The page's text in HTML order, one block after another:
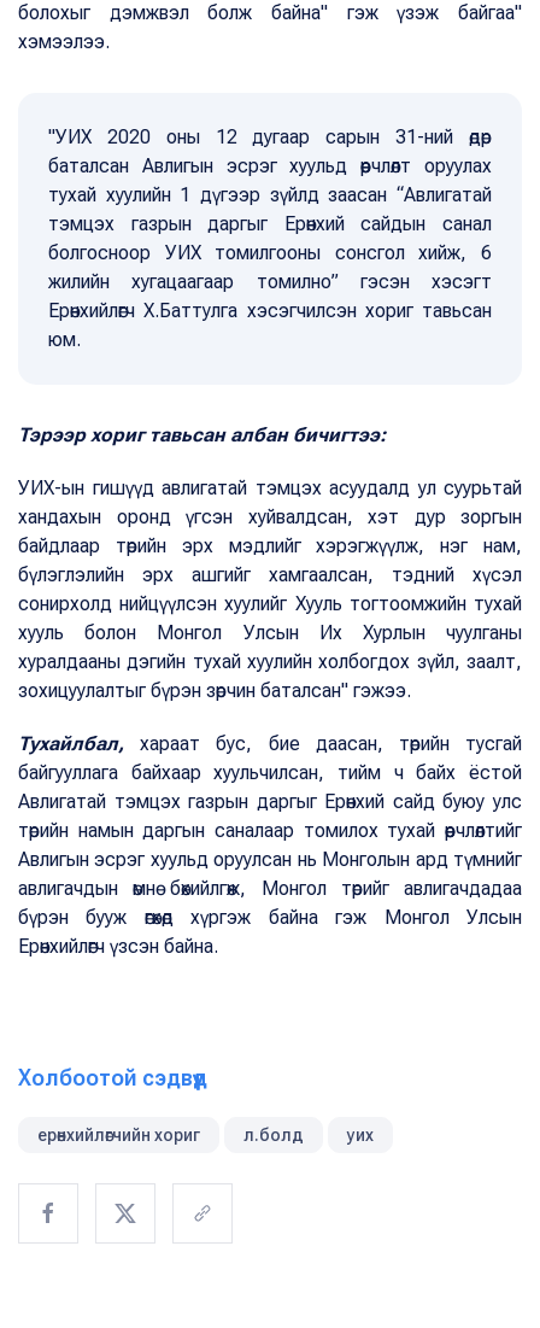
болохыг дэмжвэл болж байна" гэж үзэж байгаа"
хэмээлээ.
"УИХ 2020 оны 12 дугаар сарын 31-ний өдөр
баталсан Авлигын эсрэг хуульд өөрчлөлт оруулах
тухай хуулийн 1 дүгээр зүйлд заасан “Авлигатай
тэмцэх газрын даргыг Ерөнхий сайдын санал
болгосноор УИХ томилгооны сонсгол хийж, 6
жилийн хугацаагаар томилно” гэсэн хэсэгт
Ерөнхийлөгч Х.Баттулга хэсэгчилсэн хориг тавьсан
юм.
Тэрээр хориг тавьсан албан бичигтээ:
УИХ-ын гишүүд авлигатай тэмцэх асуудалд ул суурьтай
хандахын оронд үгсэн хуйвалдсан, хэт дур зоргын
байдлаар төрийн эрх мэдлийг хэрэгжүүлж, нэг нам,
бүлэглэлийн эрх ашгийг хамгаалсан, тэдний хүсэл
сонирхолд нийцүүлсэн хуулийг Хууль тогтоомжийн тухай
хууль болон Монгол Улсын Их Хурлын чуулганы
хуралдааны дэгийн тухай хуулийн холбогдох зүйл, заалт,
зохицуулалтыг бүрэн зөрчин баталсан" гэжээ.
Тухайлбал,хараат бус, бие даасан, төрийн тусгай
байгууллага байхаар хуульчилсан, тийм ч байх ёстой
Авлигатай тэмцэх газрын даргыг Ерөнхий сайд буюу улс
төрийн намын даргын саналаар томилох тухай өөрчлөлтийг
Авлигын эсрэг хуульд оруулсан нь Монголын ард түмнийг
авлигачдын өмнө бөхийлгөж, Монгол төрийг авлигачдадаа
бүрэн бууж өгөхөд хүргэж байна гэж Монгол Улсын
Ерөнхийлөгч үзсэн байна.
Холбоотой сэдвүүд
ерөнхийлөгчийн хориг л.болд уих